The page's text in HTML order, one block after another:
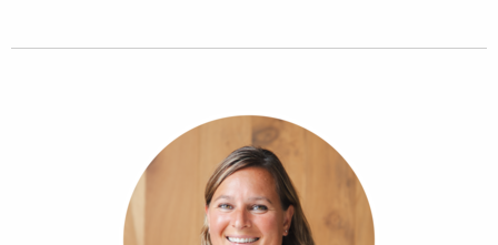
Oceaan tot aan La Gomera, elk architectonisch en decoratief
De voornaamste focus van het resort ligt op de
individuele luxe suites en villas. Maar ook op culinair gebied
heeft Corales Villas een naam hoog te houden, met een
uitstekend restaurant en rijk gevulde bar. Zowel bij het fraaie
zwembad met comfortabele ligbedden als in de intieme